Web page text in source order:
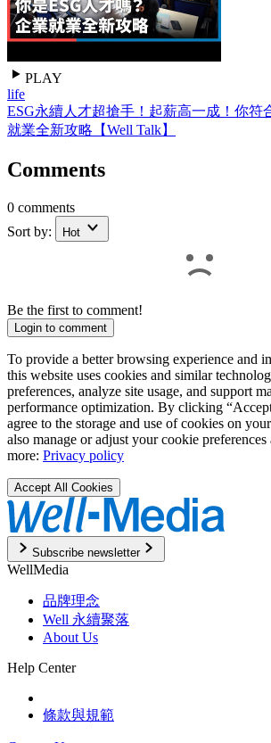
PLAY
life
ESG永續人才超搶手！起薪高一成！你符
就業全新攻略【Well Talk】
Comments
0 comments
Sort by:
Hot
Be the first to comment!
Login to comment
To provide a better browsing experience and
this website uses cookies and similar
preferences, analyze site usage, and support
performance optimization. By clicking
agree to the storage and use of cookies on
also manage or adjust your cookie
more: Privacy policy
Accept All Cookies
Subscribe newsletter
WellMedia
品牌理念
Well 永續聚落
About Us
Help Center
條款與規範